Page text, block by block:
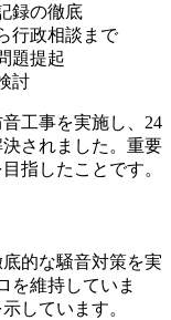
録の徹底
行政相談まで
題提起
討
工事を実施し、24
されました。重要
指したことです。
的な騒音対策を実
を維持していま
しています。